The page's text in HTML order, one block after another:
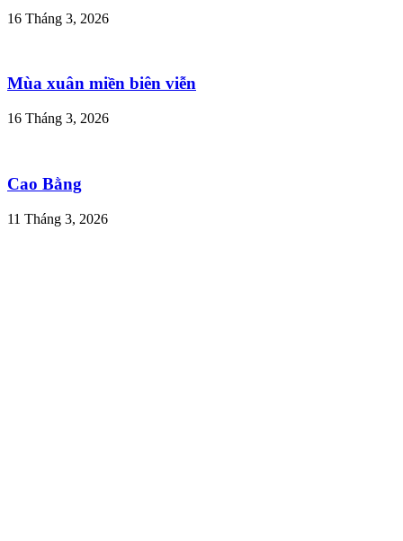
16 Tháng 3, 2026
Mùa xuân miền biên viễn
16 Tháng 3, 2026
Cao Bằng
11 Tháng 3, 2026